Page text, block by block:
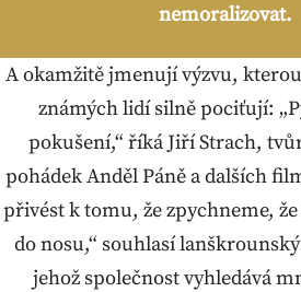
nemoralizovat.
A okamžitě jmenují výzvu,
známých lidí silně pociťují:
pokušení,“ říká Jiří Strach,
pohádek Anděl Páně a dalších
přivést k tomu, že zpychneme,
do nosu,“ souhlasí
jehož společnost vyhledává